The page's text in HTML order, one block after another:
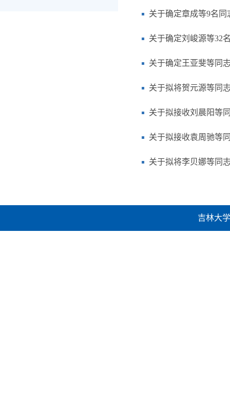
关于确定章成等9名同
关于确定刘峻源等32
关于确定王亚斐等同
关于拟将贺元源等同
关于拟接收刘晨阳等
关于拟接收袁周驰等
关于拟将李贝娜等同
吉林大